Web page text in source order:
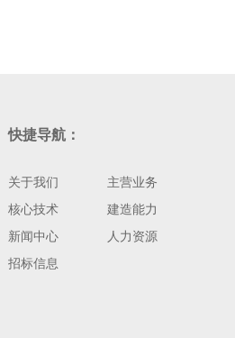
快捷导航：
关于我们
主营业务
核心技术
建造能力
新闻中心
人力资源
招标信息